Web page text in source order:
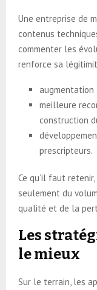
Une entreprise de
contenus
commenter les
renforce sa
augmentation
meilleure
construction
prescripteurs.
Ce qu’il faut
seulement du
qualité et de la
Les
le mieux
Sur le terrain, les